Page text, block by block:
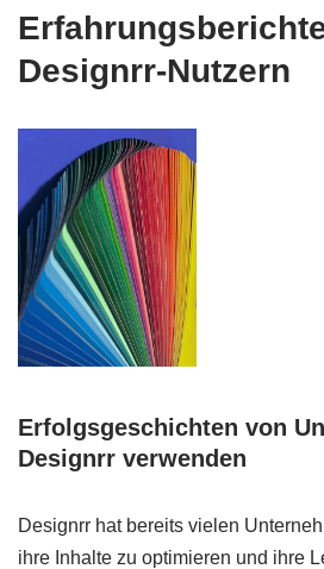
Designrr-Nutzern
Erfolgsgeschichten von
Designrr verwenden
Designrr hat bereits vielen
ihre Inhalte zu optimieren und ihre